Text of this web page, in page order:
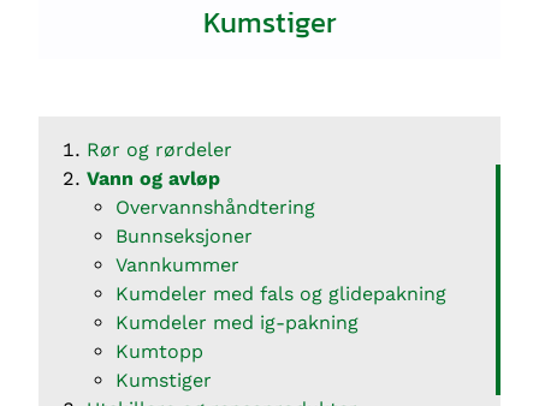
Kumstiger
Rør og rørdeler
Vann og avløp
Overvannshåndtering
Bunnseksjoner
Vannkummer
Kumdeler med fals og glidepakning
Kumdeler med ig-pakning
Kumtopp
Kumstiger